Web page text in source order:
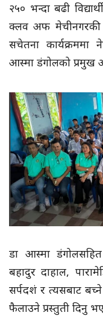
२५० भन्दा बढी
क्लव अफ मेचीनगरकी
सचेतना कार्यक्रममा
आस्मा डंगोलको प्रमुख
डा आस्मा
बहादुर दाहाल,
सर्पदशं र त्यसबाट बच्ने
फैलाउने प्रस्तुती दिनु